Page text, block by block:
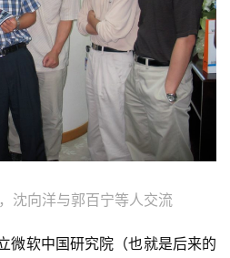
沈向洋与郭百宁等人交流
微软中国研究院（也就是后来的